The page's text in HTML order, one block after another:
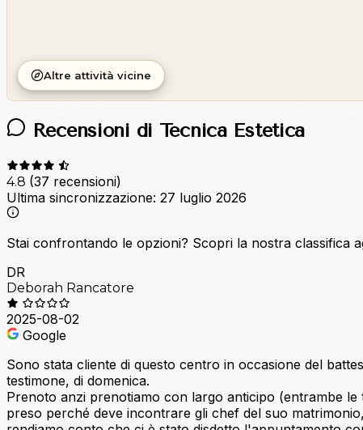
Altre attività vicine
Recensioni di Tecnica Estetica
4.8 (37 recensioni)
Ultima sincronizzazione: 27 luglio 2026
Stai confrontando le opzioni? Scopri la nostra classifica
DR
Deborah Rancatore
2025-08-02
Google
Sono stata cliente di questo centro in occasione del
testimone, di domenica.
Prenoto anzi prenotiamo con largo anticipo (entrambe
preso perché deve incontrare gli chef del suo